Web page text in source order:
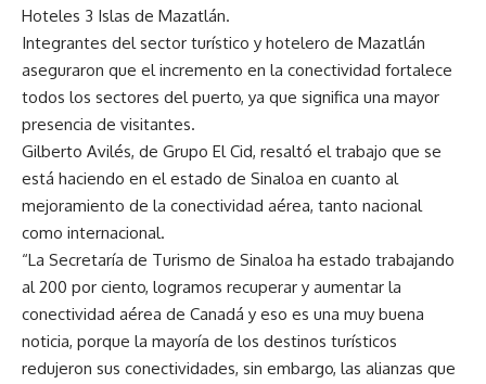
Hoteles 3 Islas de Mazatlán.
Integrantes del sector turístico y hotelero de Mazatlán
aseguraron que el incremento en la conectividad fortalece
todos los sectores del puerto, ya que significa una mayor
presencia de visitantes.
Gilberto Avilés, de Grupo El Cid, resaltó el trabajo que se
está haciendo en el estado de Sinaloa en cuanto al
mejoramiento de la conectividad aérea, tanto nacional
como internacional.
“La Secretaría de Turismo de Sinaloa ha estado trabajando
al 200 por ciento, logramos recuperar y aumentar la
conectividad aérea de Canadá y eso es una muy buena
noticia, porque la mayoría de los destinos turísticos
redujeron sus conectividades, sin embargo, las alianzas que